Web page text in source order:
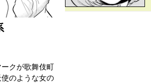
クが歌舞伎町
のような女の